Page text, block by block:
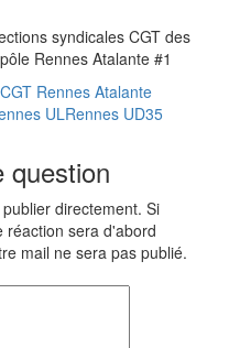
syndicales CGT des
Rennes Atalante #1
Rennes Atalante
ULRennes UD35
question
directement. Si
réaction sera d'abord
mail ne sera pas publié.